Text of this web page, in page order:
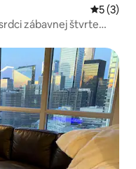
5 (3)
zábavnej štvrte